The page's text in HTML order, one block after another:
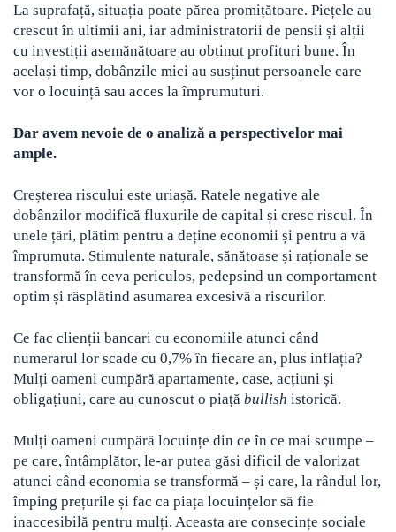
La suprafață, situația poate părea promițătoare. Piețele au
crescut în ultimii ani, iar administratorii de pensii și alții
cu investiții asemănătoare au obținut profituri bune. În
același timp, dobânzile mici au susținut persoanele care
vor o locuință sau acces la împrumuturi.
Dar avem nevoie de o analiză a perspectivelor mai
ample.
Creșterea riscului este uriașă. Ratele negative ale
dobânzilor modifică fluxurile de capital și cresc riscul. În
unele țări, plătim pentru a deține economii și pentru a vă
împrumuta. Stimulente naturale, sănătoase și raționale se
transformă în ceva periculos, pedepsind un comportament
optim și răsplătind asumarea excesivă a riscurilor.
Ce fac clienții bancari cu economiile atunci când
numerarul lor scade cu 0,7% în fiecare an, plus inflația?
Mulți oameni cumpără apartamente, case, acțiuni și
obligațiuni, care au cunoscut o piață bullish istorică.
Mulți oameni cumpără locuințe din ce în ce mai scumpe –
pe care, întâmplător, le-ar putea găsi dificil de valorizat
atunci când economia se transformă – și care, la rândul lor,
împing prețurile și fac ca piața locuințelor să fie
inaccesibilă pentru mulți. Aceasta are consecințe sociale